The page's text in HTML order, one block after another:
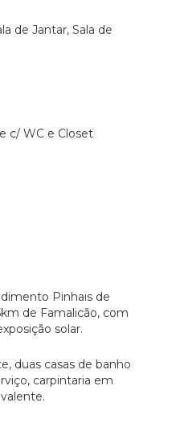
de Jantar, Sala de
c/ WC e Closet
Pinhais de
de Famalicão, com
solar.
duas casas de banho
carpintaria em